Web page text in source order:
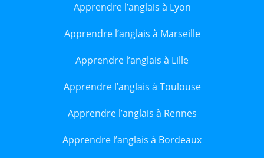
Apprendre l’anglais à Lyon
Apprendre l’anglais à Marseille
Apprendre l’anglais à Lille
Apprendre l’anglais à Toulouse
Apprendre l’anglais à Rennes
Apprendre l’anglais à Bordeaux